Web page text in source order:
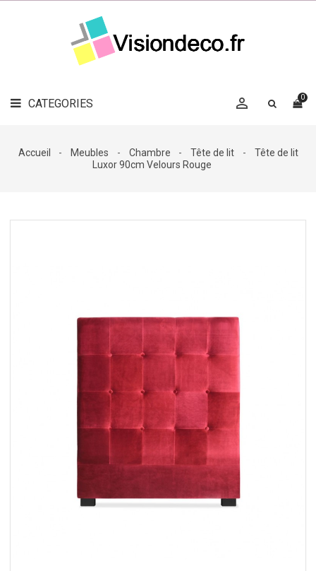
CATEGORIES 0

LE
MAG
DÉCO

DÉCO
Accueil Meubles Chambre Tête de lit
Tête de lit
Luxor 90cm Velours Rouge